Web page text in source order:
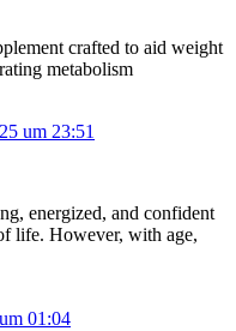
crafted to aid weight
metabolism
um 23:51
energized, and confident
life. However, with age,
01:04